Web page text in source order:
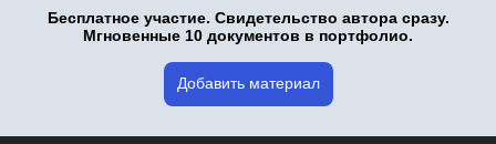
Бесплатное участие. Свидетельство автора сразу.
Мгновенные 10 документов в портфолио.
Добавить материал